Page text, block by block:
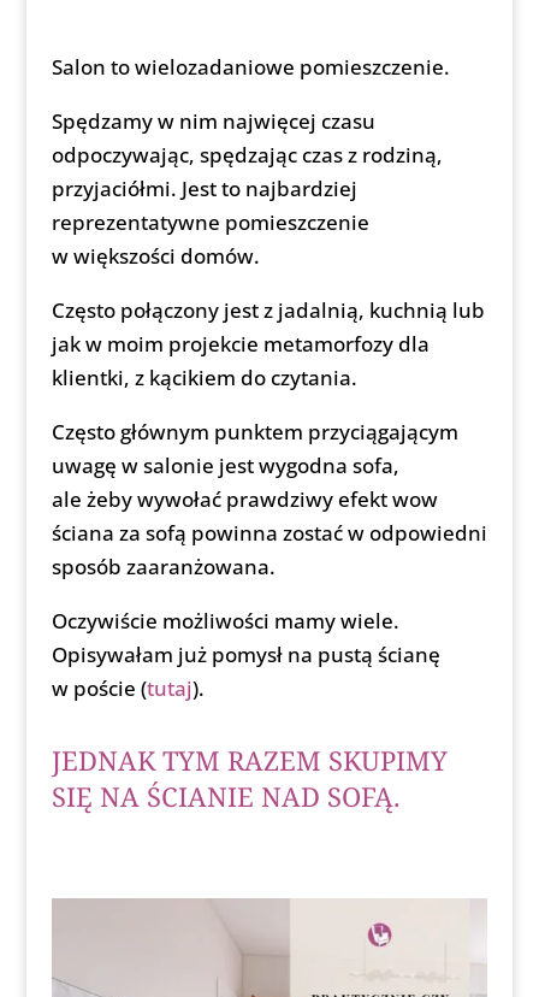
Salon to wielozadaniowe pomieszczenie.
Spędzamy w nim najwięcej czasu
odpoczywając, spędzając czas z rodziną,
przyjaciółmi. Jest to najbardziej
reprezentatywne pomieszczenie
w większości domów.
Często połączony jest z jadalnią, kuchnią lub
jak w moim projekcie metamorfozy dla
klientki, z kącikiem do czytania.
Często głównym punktem przyciągającym
uwagę w salonie jest wygodna sofa,
ale żeby wywołać prawdziwy efekt wow
ściana za sofą powinna zostać w odpowiedni
sposób zaaranżowana.
Oczywiście możliwości mamy wiele.
Opisywałam już pomysł na pustą ścianę
w poście (tutaj).
JEDNAK TYM RAZEM SKUPIMY
SIĘ NA ŚCIANIE NAD SOFĄ.